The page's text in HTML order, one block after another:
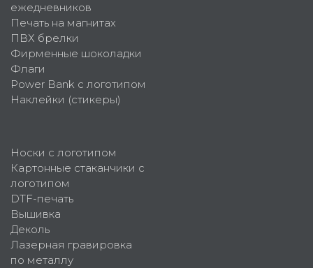
ежедневников
Печать на магнитах
ПВХ брелки
Фирменные шоколадки
Флаги
Power Bank с логотипом
Наклейки (стикеры)
Носки с логотипом
Картонные стаканчики с
логотипом
DTF-печать
Вышивка
Деколь
Лазерная гравировка
по металлу